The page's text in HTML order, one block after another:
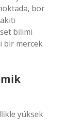
bor
bilimi
bir mercek
yüksek